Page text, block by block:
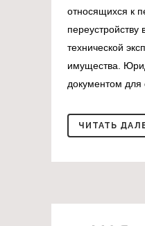
относящихся к
технической
имущества.
документом для
ЧИТАТЬ